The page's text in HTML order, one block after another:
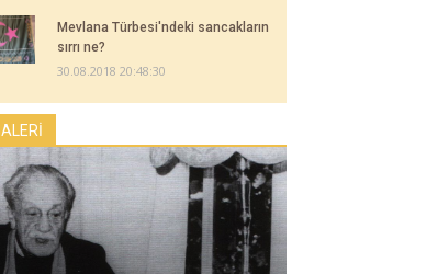
Mevlana Türbesi'ndeki sancakların
sırrı ne?
30.08.2018 20:48:30